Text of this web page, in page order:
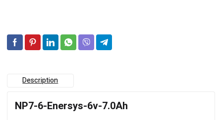
Description
NP7-6-Enersys-6v-7.0Ah